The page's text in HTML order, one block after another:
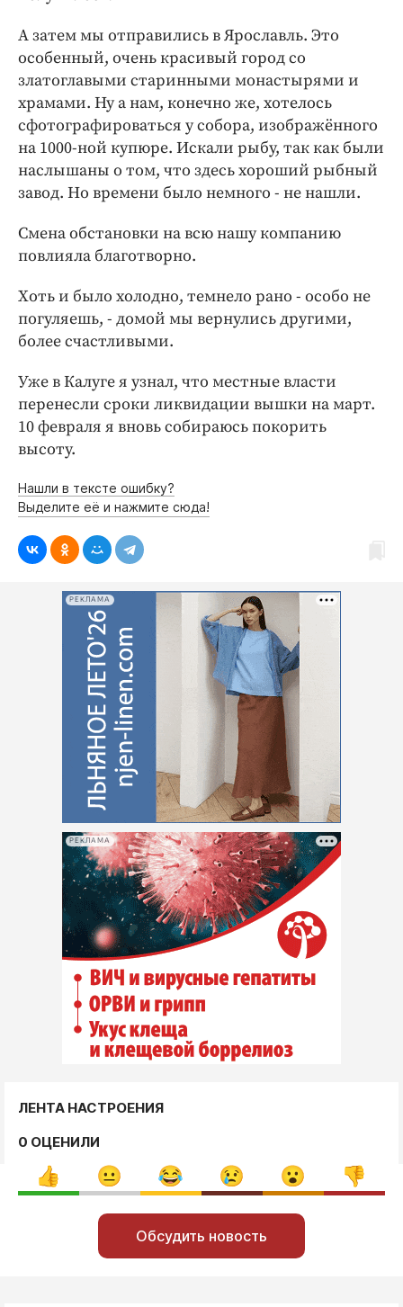
А затем мы отправились в Ярославль. Это
особенный, очень красивый город со
златоглавыми старинными монастырями и
храмами. Ну а нам, конечно же, хотелось
сфотографироваться у собора, изображённого
на 1000-ной купюре. Искали рыбу, так как были
наслышаны о том, что здесь хороший рыбный
завод. Но времени было немного - не нашли.
Смена обстановки на всю нашу компанию
повлияла благотворно.
Хоть и было холодно, темнело рано - особо не
погуляешь, - домой мы вернулись другими,
более счастливыми.
Уже в Калуге я узнал, что местные власти
перенесли сроки ликвидации вышки на март.
10 февраля я вновь собираюсь покорить
высоту.
Нашли в тексте ошибку?
Выделите её и нажмите сюда!
РЕКЛАМА
РЕКЛАМА
ЛЕНТА НАСТРОЕНИЯ
0 ОЦЕНИЛИ
Обсудить новость